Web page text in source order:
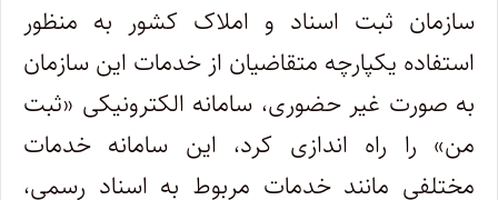
سازمان ثبت اسناد و املاک کشور به منظور
استفاده یکپارچه متقاضیان از خدمات این سازمان
به صورت غیر حضوری، سامانه الکترونیکی «ثبت
من» را راه اندازی کرد، این سامانه خدمات
مختلفی مانند خدمات مربوط به اسناد رسمی،